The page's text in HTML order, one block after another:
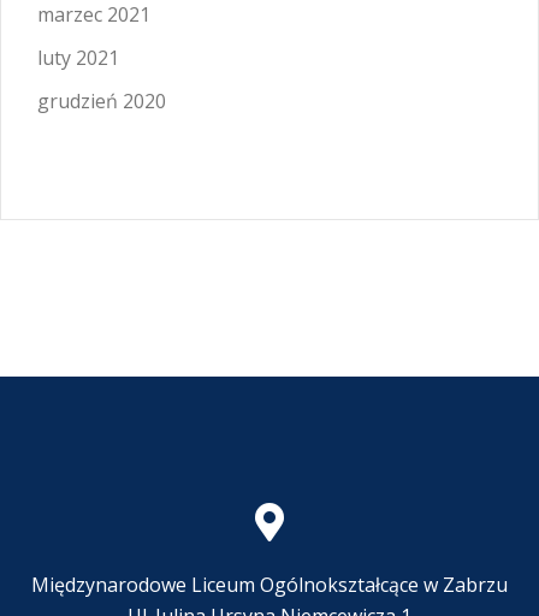
marzec 2021
luty 2021
grudzień 2020
Międzynarodowe Liceum Ogólnokształcące w Zabrzu